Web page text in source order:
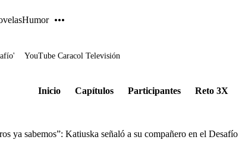
Humor
YouTube Caracol Televisión
Inicio Capítulos Participantes Reto 3X
ya sabemos”: Katiuska señaló a su compañero en el Desafío